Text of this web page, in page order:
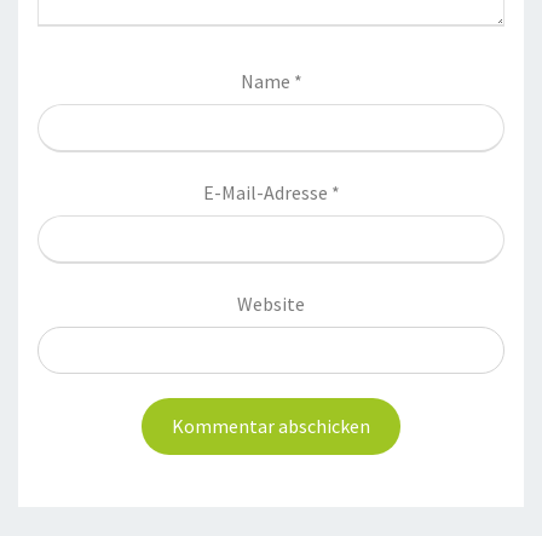
Name *
E-Mail-Adresse *
Website